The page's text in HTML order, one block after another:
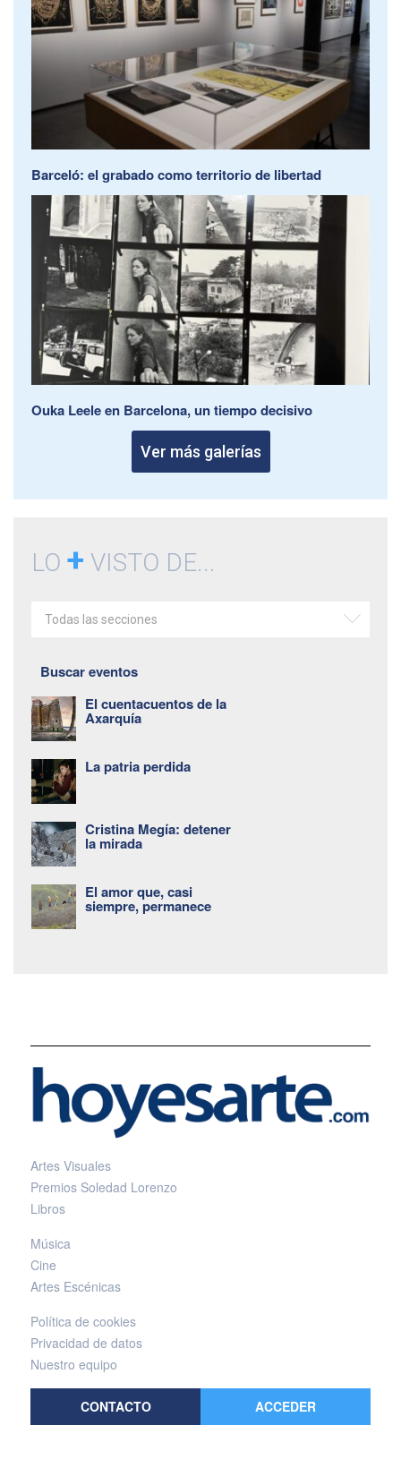
Barceló: el grabado como territorio de libertad
Ouka Leele en Barcelona, un tiempo decisivo
Ver más galerías
LO + VISTO DE...
Todas las secciones
Buscar eventos
El cuentacuentos de la
Axarquía
La patria perdida
Cristina Megía: detener
la mirada
El amor que, casi
siempre, permanece
Artes Visuales
Premios Soledad Lorenzo
Libros
Música
Cine
Artes Escénicas
Política de cookies
Privacidad de datos
Nuestro equipo
CONTACTO ACCEDER